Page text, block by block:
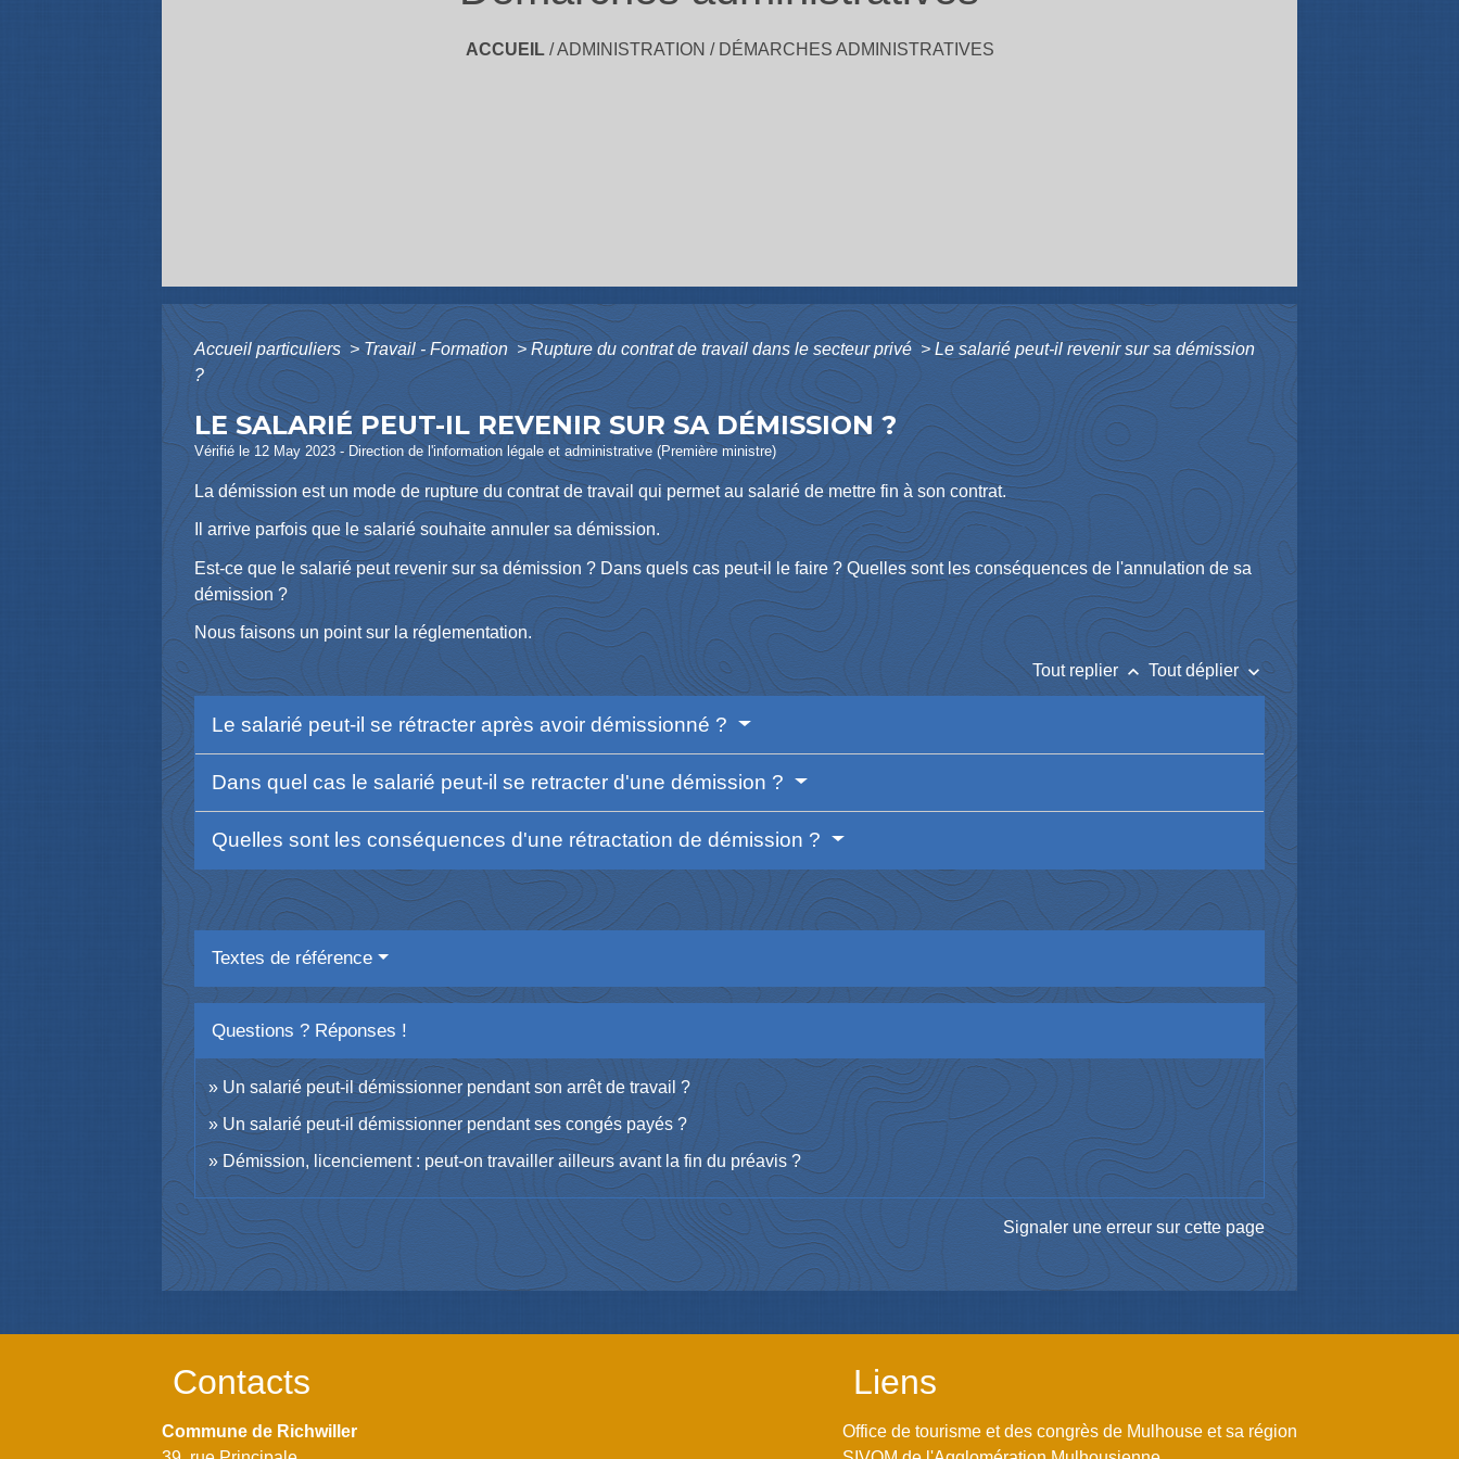
ACCUEIL/ADMINISTRATION / DÉMARCHES ADMINISTRATIVES
Accueil particuliers > Travail - Formation > Rupture du contrat de travail dans le secteur privé> Le salarié peut-il revenir sur sa démission
?
LE SALARIÉ PEUT-IL REVENIR SUR SA DÉMISSION ?
Vérifié le 12 May 2023 - Direction de l'information légale et administrative (Première ministre)
La démission est un mode de rupture du contrat de travail qui permet au salarié de mettre fin à son contrat.
Il arrive parfois que le salarié souhaite annuler sa démission.
Est-ce que le salarié peut revenir sur sa démission ? Dans quels cas peut-il le faire ? Quelles sont les conséquences de l'annulation de sa
démission ?
Nous faisons un point sur la réglementation.
Tout replier keyboard_arrow_up Tout déplierkeyboard_arrow_down
Le salarié peut-il se rétracter après avoir démissionné ?
Dans quel cas le salarié peut-il se retracter d'une démission ?
Quelles sont les conséquences d'une rétractation de démission ?
Textes de référence
Questions ? Réponses !
Un salarié peut-il démissionner pendant son arrêt de travail ?
Un salarié peut-il démissionner pendant ses congés payés ?
Démission, licenciement : peut-on travailler ailleurs avant la fin du préavis ?
Signaler une erreur sur cette page
Contacts
Commune de Richwiller
Liens
Office de tourisme et des congrès de Mulhouse et sa région